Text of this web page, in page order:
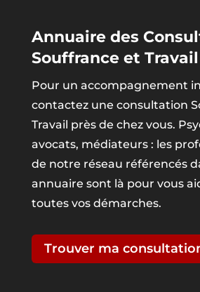
Annuaire des
Souffrance et Travail
Pour un accompagnement
contactez une consultation
Travail près de chez vous.
avocats, médiateurs : les
de notre réseau référencés
annuaire sont là pour vous
toutes vos démarches.
Trouver ma